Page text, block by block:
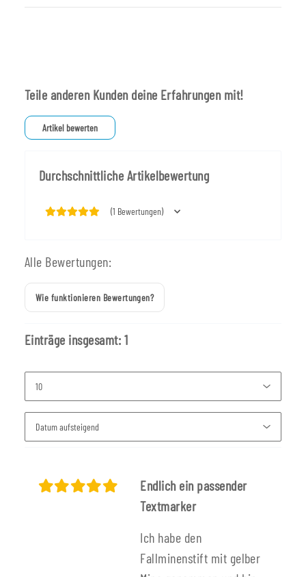
Durchschnittliche Artikelbewertung
(1 Bewertungen)
Teile anderen Kunden deine Erfahrungen mit!
Artikel bewerten
Alle Bewertungen:
Wie funktionieren Bewertungen?
Einträge insgesamt: 1
Endlich ein passender
Textmarker
Ich habe den
Fallminenstift mit gelber